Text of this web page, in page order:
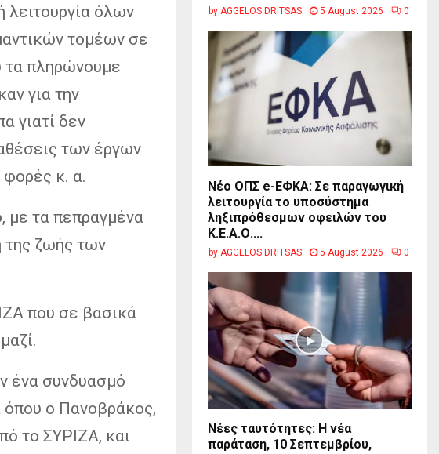
λειτουργία όλων
τομέων σε
τα πληρώνουμε
για την
γιατί δεν
των έργων
κ. α.
με τα πεπραγμένα
της ζωής των
που σε βασικά
ένα συνδυασμό
όπου ο Πανοβράκος,
το ΣΥΡΙΖΑ, και
by AGGELOS DRITSAS 5 August 2026 0
Νέο ΟΠΣ e-ΕΦΚΑ: Σε παραγωγική
λειτουργία το υποσύστημα
ληξιπρόθεσμων οφειλών του
Κ.Ε.Α.Ο....
by AGGELOS DRITSAS 5 August 2026 0
Νέες ταυτότητες: Η νέα
παράταση, 10 Σεπτεμβρίου,